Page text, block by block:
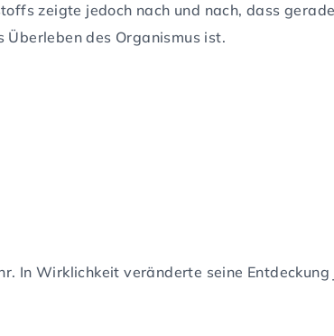
zeigte jedoch nach und nach, dass
des Organismus ist.
In Wirklichkeit veränderte seine Entdeckung